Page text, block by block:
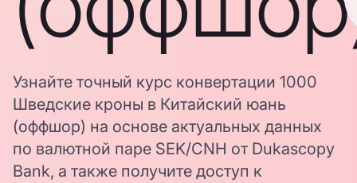
Узнайте точный курс конвертации 1000
Шведские кроны в Китайский юань
(оффшор) на основе актуальных данных
по валютной паре SEK/CNH от Dukascopy
Bank, а также получите доступ к